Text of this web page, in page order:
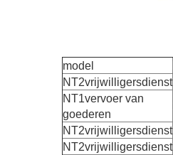
model
NT2vrijwilligersdienst
NT1vervoer van
goederen
NT2vrijwilligersdienst
NT2vrijwilligersdienst